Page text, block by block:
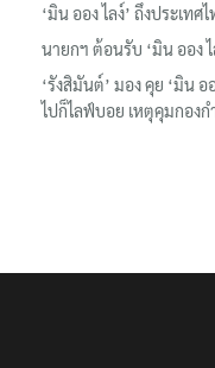
‘มิน ออง ไลง์’ ถึงประเท
นายกฯ ต้อนรับ ‘มิน ออง ไ
‘รังสิมันต์’ มอง คุย ‘มิน
ไปก็ไลฟ์บอย เหตุคุมกองก